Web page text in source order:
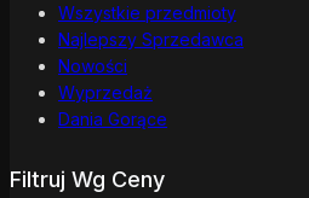
Wszystkie przedmioty
Najlepszy Sprzedawca
Nowości
Wyprzedaż
Dania Gorące
Filtruj Wg Ceny